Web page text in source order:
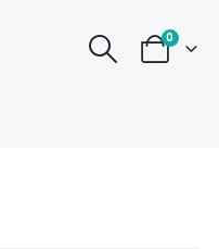
0